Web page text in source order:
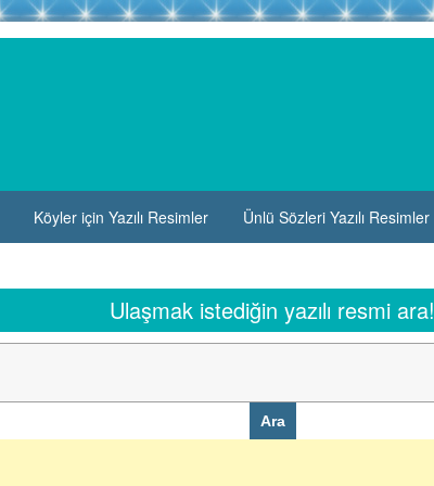
Köyler için Yazılı Resimler Ünlü Sözleri Yazılı Resimler
Ulaşmak istediğin yazılı resmi ara!